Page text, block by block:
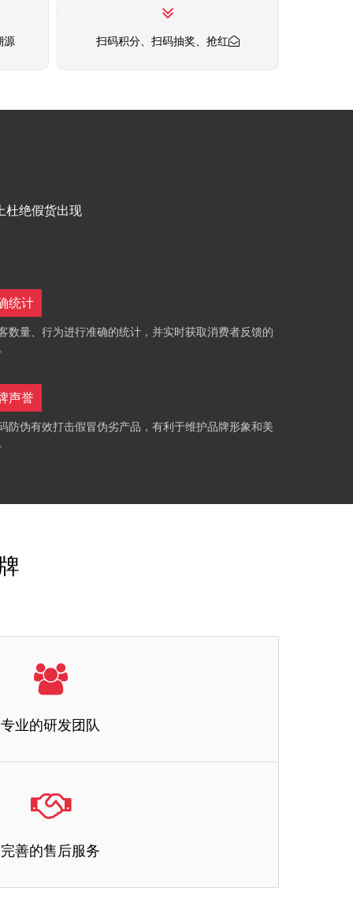
源 扫码积分、扫码抽奖、抢红
杜绝假货出现
统计
数量、行为进行准确的统计，并实时获取消费者反馈的
声誉
防伪有效打击假冒伪劣产品，有利于维护品牌形象和美
专业的研发团队
发满足客户各种功能需求的二维码，将防伪、溯源、防窜
完善的售后服务